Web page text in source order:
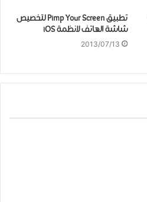
تطبيق Pimp Your Screen لتخصيص
شاشة الهاتف لانظمة iOS
2013/07/13